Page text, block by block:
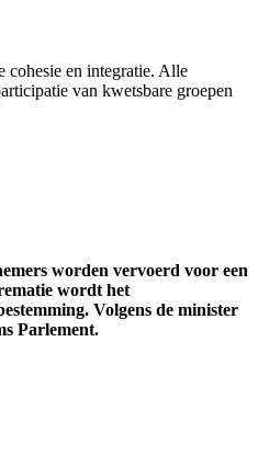
cohesie en integratie. Alle
van kwetsbare groepen
worden vervoerd voor een
wordt het
Volgens de minister
Parlement.